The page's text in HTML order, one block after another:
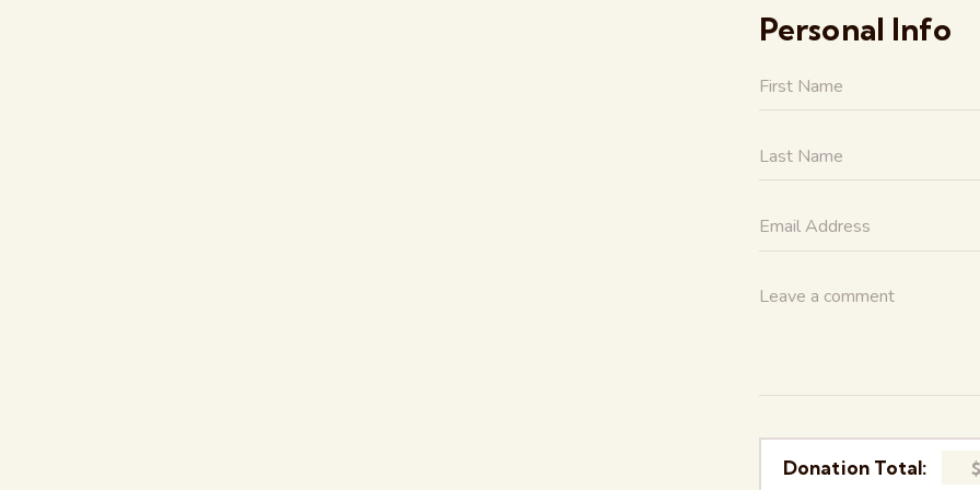
Personal Info
Donation Total: